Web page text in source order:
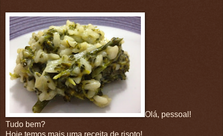
Olá, pessoal!
Tudo bem?
Hoje temos mais uma receita de risoto!